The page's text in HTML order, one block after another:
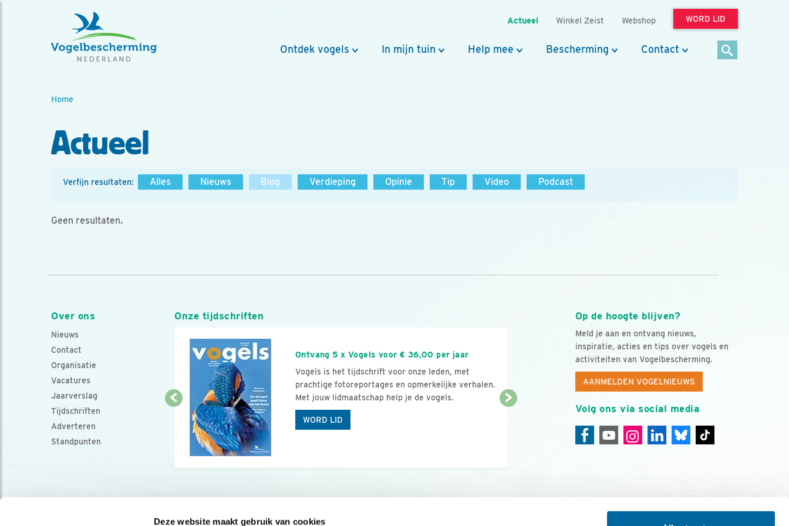
Deze website maakt gebruik van cookies
Actueel Winkel Zeist Webshop WORD LID
Ontdek vogels In mijn tuin Help mee Bescherming Contact
Home
Actueel
Verfijn resultaten: Alles Nieuws Blog Verdieping Opinie Tip Video Podcast
Geen resultaten.
Over ons
Nieuws
Contact
Organisatie
Vacatures
Jaarverslag
Tijdschriften
Adverteren
Standpunten
Op de hoogte blijven?
Meld je aan en ontvang nieuws,
inspiratie, acties en tips over vogels en
activiteiten van Vogelbescherming.
AANMELDEN VOGELNIEUWS
Volg ons via social media
Onze tijdschriften
Ontvang 5 x Vogels voor € 36,00 per jaar
Vogels is het tijdschrift voor onze leden, met
prachtige fotoreportages en opmerkelijke verhalen.
Met jouw lidmaatschap help je de vogels.
WORD LID